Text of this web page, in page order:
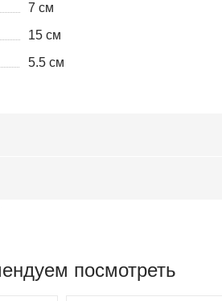
7 см
15 см
5.5 см
посмотреть